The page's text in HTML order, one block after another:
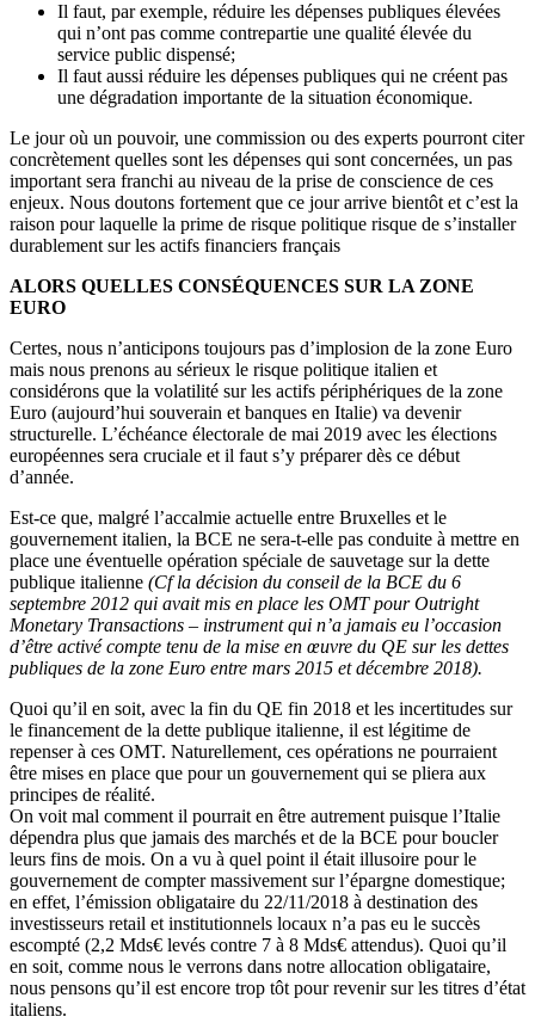
Il faut, par exemple, réduire les dépenses publiques élevées
qui n’ont pas comme contrepartie une qualité élevée du
service public dispensé;
Il faut aussi réduire les dépenses publiques qui ne créent pas
une dégradation importante de la situation économique.
Le jour où un pouvoir, une commission ou des experts pourront citer
concrètement quelles sont les dépenses qui sont concernées, un pas
important sera franchi au niveau de la prise de conscience de ces
enjeux. Nous doutons fortement que ce jour arrive bientôt et c’est la
raison pour laquelle la prime de risque politique risque de s’installer
durablement sur les actifs financiers français
ALORS QUELLES CONSÉQUENCES SUR LA ZONE
EURO
Certes, nous n’anticipons toujours pas d’implosion de la zone Euro
mais nous prenons au sérieux le risque politique italien et
considérons que la volatilité sur les actifs périphériques de la zone
Euro (aujourd’hui souverain et banques en Italie) va devenir
structurelle. L’échéance électorale de mai 2019 avec les élections
européennes sera cruciale et il faut s’y préparer dès ce début
d’année.
Est-ce que, malgré l’accalmie actuelle entre Bruxelles et le
gouvernement italien, la BCE ne sera-t-elle pas conduite à mettre en
place une éventuelle opération spéciale de sauvetage sur la dette
publique italienne (Cf la décision du conseil de la BCE du 6
septembre 2012 qui avait mis en place les OMT pour Outright
Monetary Transactions – instrument qui n’a jamais eu l’occasion
d’être activé compte tenu de la mise en œuvre du QE sur les dettes
publiques de la zone Euro entre mars 2015 et décembre 2018).
Quoi qu’il en soit, avec la fin du QE fin 2018 et les incertitudes sur
le financement de la dette publique italienne, il est légitime de
repenser à ces OMT. Naturellement, ces opérations ne pourraient
être mises en place que pour un gouvernement qui se pliera aux
principes de réalité.
On voit mal comment il pourrait en être autrement puisque l’Italie
dépendra plus que jamais des marchés et de la BCE pour boucler
leurs fins de mois. On a vu à quel point il était illusoire pour le
gouvernement de compter massivement sur l’épargne domestique;
en effet, l’émission obligataire du 22/11/2018 à destination des
investisseurs retail et institutionnels locaux n’a pas eu le succès
escompté (2,2 Mds€ levés contre 7 à 8 Mds€ attendus). Quoi qu’il
en soit, comme nous le verrons dans notre allocation obligataire,
nous pensons qu’il est encore trop tôt pour revenir sur les titres d’état
italiens.